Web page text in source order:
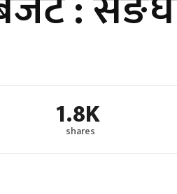
1.8K
shares